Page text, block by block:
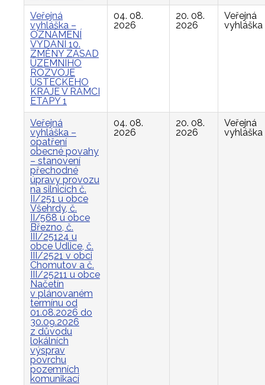
Veřejná
vyhláška –
OZNÁMENÍ
VYDÁNÍ 10.
ZMĚNY ZÁSAD
ÚZEMNÍHO
ROZVOJE
ÚSTECKÉHO
KRAJE V RÁMCI
ETAPY 1
04. 08.
2026
20. 08.
2026
Veřejná
vyhláška
Veřejná
vyhláška –
opatření
obecné povahy
– stanovení
přechodné
úpravy provozu
na silnicích č.
II/251 u obce
Všehrdy, č.
II/568 u obce
Březno, č.
III/25124 u
obce Údlice, č.
III/2521 v obci
Chomutov a č.
III/25211 u obce
Načetín
v plánovaném
termínu od
01.08.2026 do
30.09.2026
z důvodu
lokálních
výsprav
povrchu
pozemních
komunikací
04. 08.
2026
20. 08.
2026
Veřejná
vyhláška